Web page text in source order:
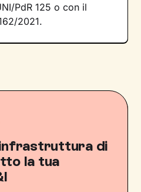
PdR 125 o con il
2021.
di
la tua